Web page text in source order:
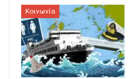
Κοινωνία